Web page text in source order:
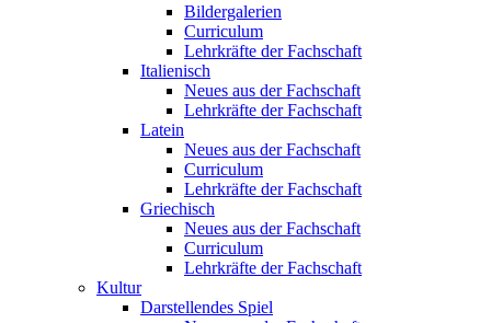
Bildergalerien
Curriculum
Lehrkräfte der Fachschaft
Italienisch
Neues aus der Fachschaft
Lehrkräfte der Fachschaft
Latein
Neues aus der Fachschaft
Curriculum
Lehrkräfte der Fachschaft
Griechisch
Neues aus der Fachschaft
Curriculum
Lehrkräfte der Fachschaft
Kultur
Darstellendes Spiel